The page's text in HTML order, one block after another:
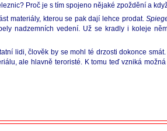
Proč je s tím spojeno nějaké zpoždění a
materiály, kterou se pak dají lehce prodat.
nadzemních vedení. Už se kradly i koleje
lidi, člověk by se mohl té drzosti dokonce
ale hlavně teroristé. K tomu teď vzniká